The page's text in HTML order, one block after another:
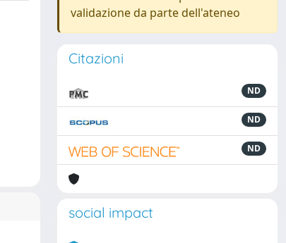
validazione da parte dell'ateneo
Citazioni
ND
ND
ND
social impact